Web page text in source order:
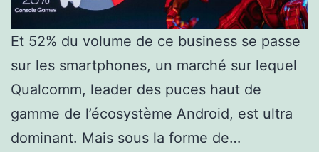
Et 52% du volume de ce business se passe
sur les smartphones, un marché sur lequel
Qualcomm, leader des puces haut de
gamme de l’écosystème Android, est ultra
dominant. Mais sous la forme de…